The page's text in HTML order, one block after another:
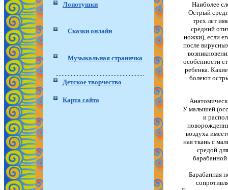
Лопотушки
Сказки онлайн
Музыкальная страничка
Детское творчество
Карта сайта
Наиболее
Острый
трех лет
средний
ножки), если
после
особенности
ребенка.
болеют
У малышей
и
воздуха
ная ткань с
средой
Барабанная